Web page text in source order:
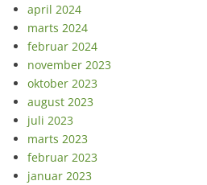
april 2024
marts 2024
februar 2024
november 2023
oktober 2023
august 2023
juli 2023
marts 2023
februar 2023
januar 2023